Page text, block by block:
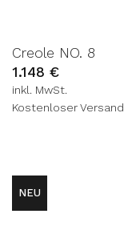
Creole NO. 8
1.148 €
inkl. MwSt.
Kostenloser Versand
NEU